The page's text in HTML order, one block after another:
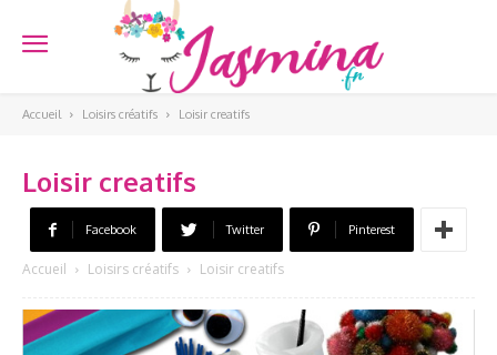
Accueil Loisirs créatifs Loisir creatifs
Loisir creatifs
Facebook Twitter Pinterest
Accueil Loisirs créatifs Loisir creatifs